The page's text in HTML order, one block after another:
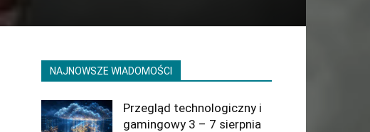
NAJNOWSZE WIADOMOŚCI
Przegląd technologiczny i
gamingowy 3 – 7 sierpnia